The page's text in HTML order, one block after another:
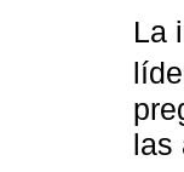
La
las